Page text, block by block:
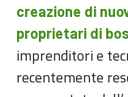
creazione di
proprietari di
imprenditori e
recentemente